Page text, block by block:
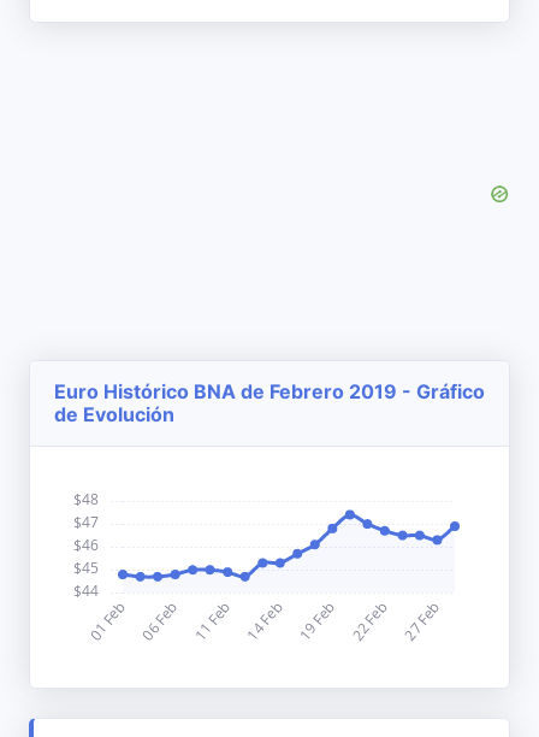
Euro Histórico BNA de Febrero 2019 - Gráfico
de Evolución